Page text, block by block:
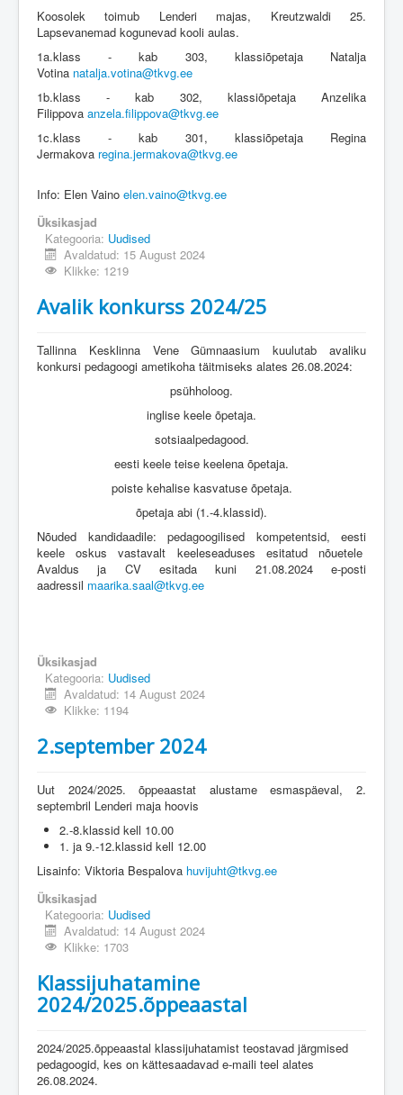
Koosolek toimub Lenderi majas, Kreutzwaldi 25.
Lapsevanemad kogunevad kooli aulas.
1a.klass - kab 303, klassiõpetaja Natalja
Votina natalja.votina@tkvg.ee
1b.klass - kab 302, klassiõpetaja Anzelika
Filippova anzela.filippova@tkvg.ee
1c.klass - kab 301, klassiõpetaja Regina
Jermakova regina.jermakova@tkvg.ee
Info: Elen Vaino elen.vaino@tkvg.ee
Üksikasjad
Kategooria: Uudised
Avaldatud: 15 August 2024
Klikke: 1219
Avalik konkurss 2024/25
Tallinna Kesklinna Vene Gümnaasium kuulutab avaliku
konkursi pedagoogi ametikoha täitmiseks alates 26.08.2024:
psühholoog.
inglise keele õpetaja.
sotsiaalpedagood.
eesti keele teise keelena õpetaja.
poiste kehalise kasvatuse õpetaja.
õpetaja abi (1.-4.klassid).
Nõuded kandidaadile: pedagoogilised kompetentsid, eesti
keele oskus vastavalt keeleseaduses esitatud nõuetele
Avaldus ja CV esitada kuni 21.08.2024 e-posti
aadressil maarika.saal@tkvg.ee
Üksikasjad
Kategooria: Uudised
Avaldatud: 14 August 2024
Klikke: 1194
2.september 2024
Uut 2024/2025. õppeaastat alustame esmaspäeval, 2.
septembril Lenderi maja hoovis
2.-8.klassid kell 10.00
1. ja 9.-12.klassid kell 12.00
Lisainfo: Viktoria Bespalova huvijuht@tkvg.ee
Üksikasjad
Kategooria: Uudised
Avaldatud: 14 August 2024
Klikke: 1703
Klassijuhatamine
2024/2025.õppeaastal
2024/2025.õppeaastal klassijuhatamist teostavad järgmised
pedagoogid, kes on kättesaadavad e-maili teel alates
26.08.2024.